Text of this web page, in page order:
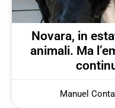
Novara, in
animali. Ma
Manuel